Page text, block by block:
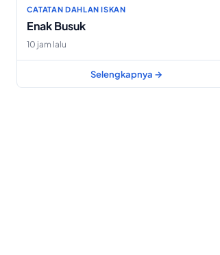
CATATAN DAHLAN ISKAN
Enak Busuk
10 jam lalu
Selengkapnya →